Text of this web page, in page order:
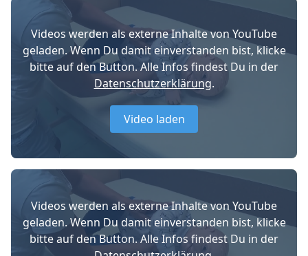
Videos werden als externe Inhalte von YouTube
geladen. Wenn Du damit einverstanden bist, klicke
bitte auf den Button. Alle Infos findest Du in der
Datenschutzerklärung.
Video laden
Videos werden als externe Inhalte von YouTube
geladen. Wenn Du damit einverstanden bist, klicke
bitte auf den Button. Alle Infos findest Du in der